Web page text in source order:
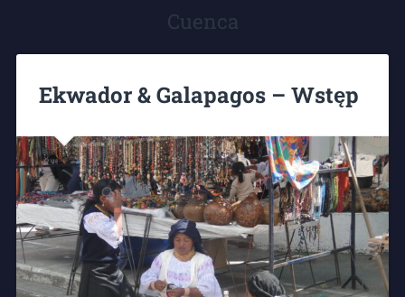
Cuenca
Ekwador & Galapagos – Wstęp